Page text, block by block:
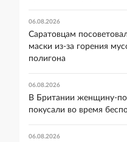
06.08.2026
Саратовцам
маски из-за горения
полигона
06.08.2026
В Британии женщину-
покусали во время
06.08.2026